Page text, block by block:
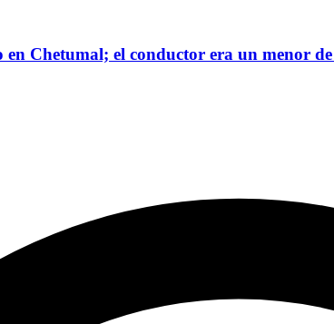
Chetumal; el conductor era un menor